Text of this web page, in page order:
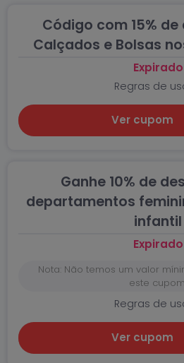
Código com 15%
Calçados e Bolsas
Expirado
Regras de
Ver cupom
Ganhe 10% de
departamentos
infantil
Expirado
Nota: Não temos um valor
este
Regras de
Ver cupom